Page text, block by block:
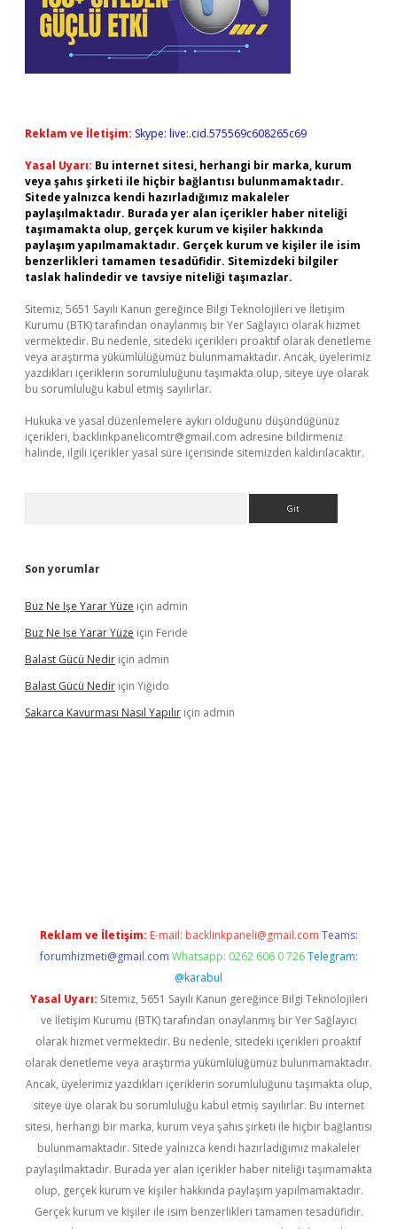
Reklam ve İletişim: Skype: live:.cid.575569c608265c69
Yasal Uyarı: Bu internet sitesi, herhangi bir marka, kurum
veya şahıs şirketi ile hiçbir bağlantısı bulunmamaktadır.
Sitede yalnızca kendi hazırladığımız makaleler
paylaşılmaktadır. Burada yer alan içerikler haber niteliği
taşımamakta olup, gerçek kurum ve kişiler hakkında
paylaşım yapılmamaktadır. Gerçek kurum ve kişiler ile isim
benzerlikleri tamamen tesadüfidir. Sitemizdeki bilgiler
taslak halindedir ve tavsiye niteliği taşımazlar.
Sitemiz, 5651 Sayılı Kanun gereğince Bilgi Teknolojileri ve İletişim
Kurumu (BTK) tarafından onaylanmış bir Yer Sağlayıcı olarak hizmet
vermektedir. Bu nedenle, sitedeki içerikleri proaktif olarak denetleme
veya araştırma yükümlülüğümüz bulunmamaktadır. Ancak, üyelerimiz
yazdıkları içeriklerin sorumluluğunu taşımakta olup, siteye üye olarak
bu sorumluluğu kabul etmiş sayılırlar.
Hukuka ve yasal düzenlemelere aykırı olduğunu düşündüğünüz
içerikleri, backlinkpanelicomtr@gmail.com adresine bildirmeniz
halinde, ilgili içerikler yasal süre içerisinde sitemizden kaldırılacaktır.
Son yorumlar
Buz Ne Işe Yarar Yüze için admin
Buz Ne Işe Yarar Yüze için Feride
Balast Gücü Nedir için admin
Balast Gücü Nedir için Yiğido
Sakarca Kavurması Nasıl Yapılır için admin
Reklam ve İletişim: E-mail: backlinkpaneli@gmail.com Teams:
forumhizmeti@gmail.com Whatsapp: 0262 606 0 726 Telegram:
@karabul
Yasal Uyarı: Sitemiz, 5651 Sayılı Kanun gereğince Bilgi Teknolojileri
ve İletişim Kurumu (BTK) tarafından onaylanmış bir Yer Sağlayıcı
olarak hizmet vermektedir. Bu nedenle, sitedeki içerikleri proaktif
olarak denetleme veya araştırma yükümlülüğümüz bulunmamaktadır.
Ancak, üyelerimiz yazdıkları içeriklerin sorumluluğunu taşımakta olup,
siteye üye olarak bu sorumluluğu kabul etmiş sayılırlar. Bu internet
sitesi, herhangi bir marka, kurum veya şahıs şirketi ile hiçbir bağlantısı
bulunmamaktadır. Sitede yalnızca kendi hazırladığımız makaleler
paylaşılmaktadır. Burada yer alan içerikler haber niteliği taşımamakta
olup, gerçek kurum ve kişiler hakkında paylaşım yapılmamaktadır.
Gerçek kurum ve kişiler ile isim benzerlikleri tamamen tesadüfidir.